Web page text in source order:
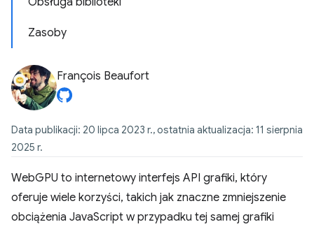
Zasoby
François Beaufort
Data publikacji: 20 lipca 2023 r., ostatnia aktualizacja: 11 sierpnia
2025 r.
WebGPU to internetowy interfejs API grafiki, który
oferuje wiele korzyści, takich jak znaczne zmniejszenie
obciążenia JavaScript w przypadku tej samej grafiki